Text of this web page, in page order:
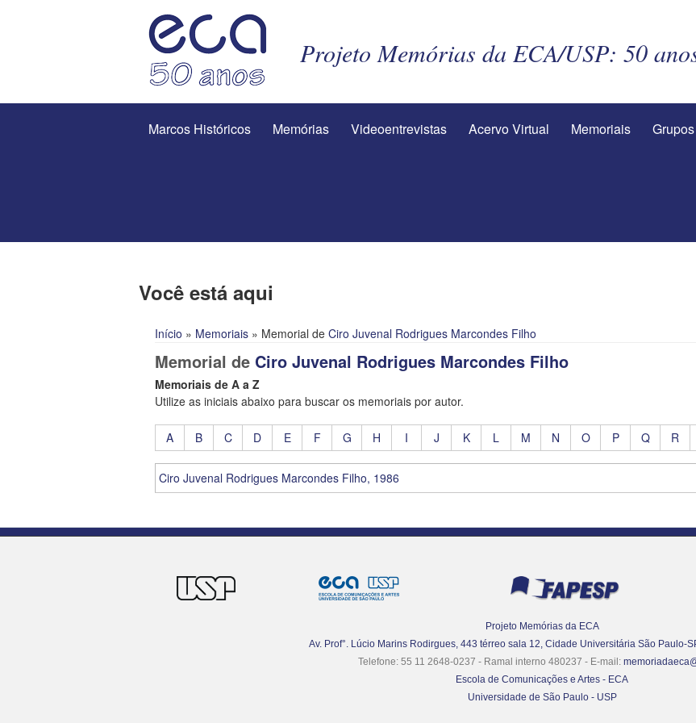
Projeto Memórias da ECA/USP: 50
Marcos Históricos Memórias Videoentrevistas Acervo Virtual Memoriais Grupos
Você está aqui
Início » Memoriais » Memorial de Ciro Juvenal Rodrigues Marcondes Filho
Memorial de Ciro Juvenal Rodrigues Marcondes Filho
Memoriais de A a Z
Utilize as iniciais abaixo para buscar os memoriais por autor.
A B C D E F G H I J K L M N O P Q R
Ciro Juvenal Rodrigues Marcondes Filho, 1986
Projeto Memórias da ECA
Av. Prof°. Lúcio Marins Rodirgues, 443 térreo sala 12, Cidade Universitária São Paulo-
Telefone: 55 11 2648-0237 - Ramal interno 480237 - E-mail:
Escola de Comunicações e Artes - ECA
Universidade de São Paulo - USP